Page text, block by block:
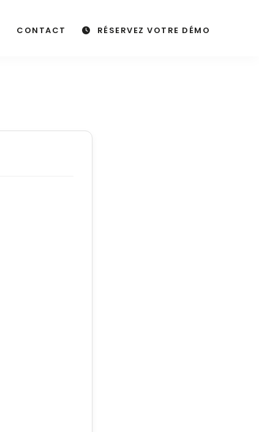
CONTACT RÉSERVEZ VOTRE DÉMO